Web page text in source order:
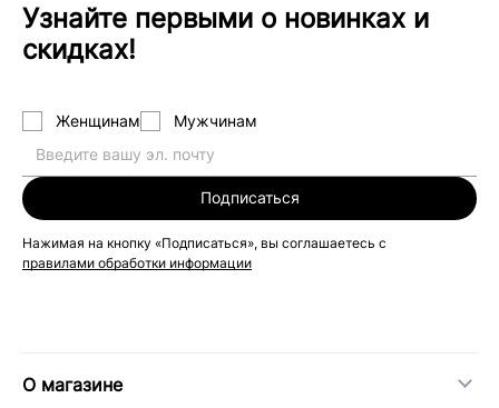
Узнайте первыми о новинках и
скидках!
Женщинам Мужчинам
Подписаться
Нажимая на кнопку «Подписаться», вы соглашаетесь с
правилами обработки информации
О магазине